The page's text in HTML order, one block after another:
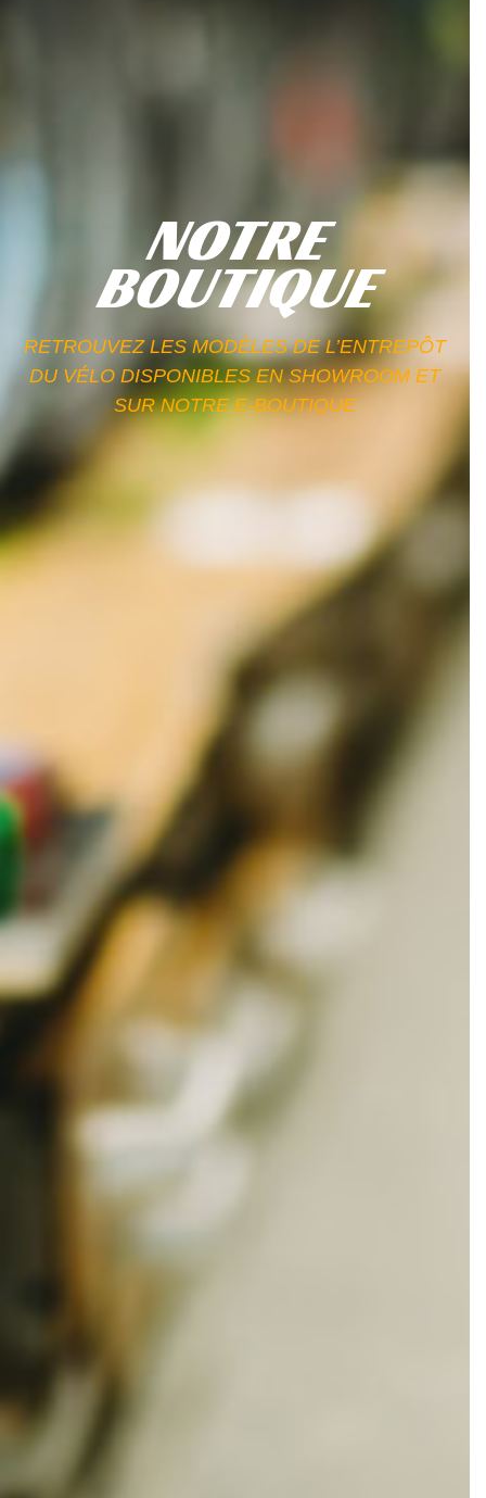
NOTRE
BOUTIQUE
RETROUVEZ LES MODÈLES DE L’ENTREPÔT
DU VÉLO DISPONIBLES EN SHOWROOM ET
SUR NOTRE E-BOUTIQUE​